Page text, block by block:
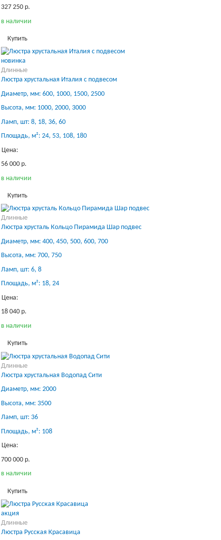
327 250 р.
в наличии
Купить
новинка
Длинные
Люстра хрустальная Италия с подвесом
Диаметр, мм: 600, 1000, 1500, 2500
Высота, мм: 1000, 2000, 3000
Ламп, шт: 8, 18, 36, 60
Площадь, м²: 24, 53, 108, 180
Цена:
56 000 р.
в наличии
Купить
Длинные
Люстра хрусталь Кольцо Пирамида Шар подвес
Диаметр, мм: 400, 450, 500, 600, 700
Высота, мм: 700, 750
Ламп, шт: 6, 8
Площадь, м²: 18, 24
Цена:
18 040 р.
в наличии
Купить
Длинные
Люстра хрустальная Водопад Сити
Диаметр, мм: 2000
Высота, мм: 3500
Ламп, шт: 36
Площадь, м²: 108
Цена:
700 000 р.
в наличии
Купить
акция
Длинные
Люстра Русская Красавица